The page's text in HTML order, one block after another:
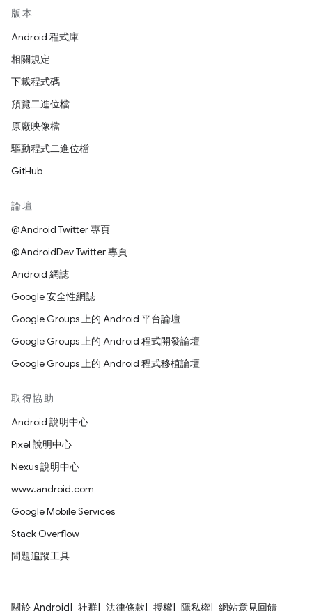
版本
Android 程式庫
相關規定
下載程式碼
預覽二進位檔
原廠映像檔
驅動程式二進位檔
GitHub
論壇
@Android Twitter 專頁
@AndroidDev Twitter 專頁
Android 網誌
Google 安全性網誌
Google Groups 上的 Android 平台論壇
Google Groups 上的 Android 程式開發論壇
Google Groups 上的 Android 程式移植論壇
取得協助
Android 說明中心
Pixel 說明中心
Nexus 說明中心
www.android.com
Google Mobile Services
Stack Overflow
問題追蹤工具
關於 Android 社群 法律條款 授權 隱私權 網站意見回饋